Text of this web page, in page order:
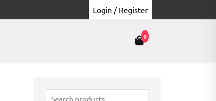
Login / Register
0
Search